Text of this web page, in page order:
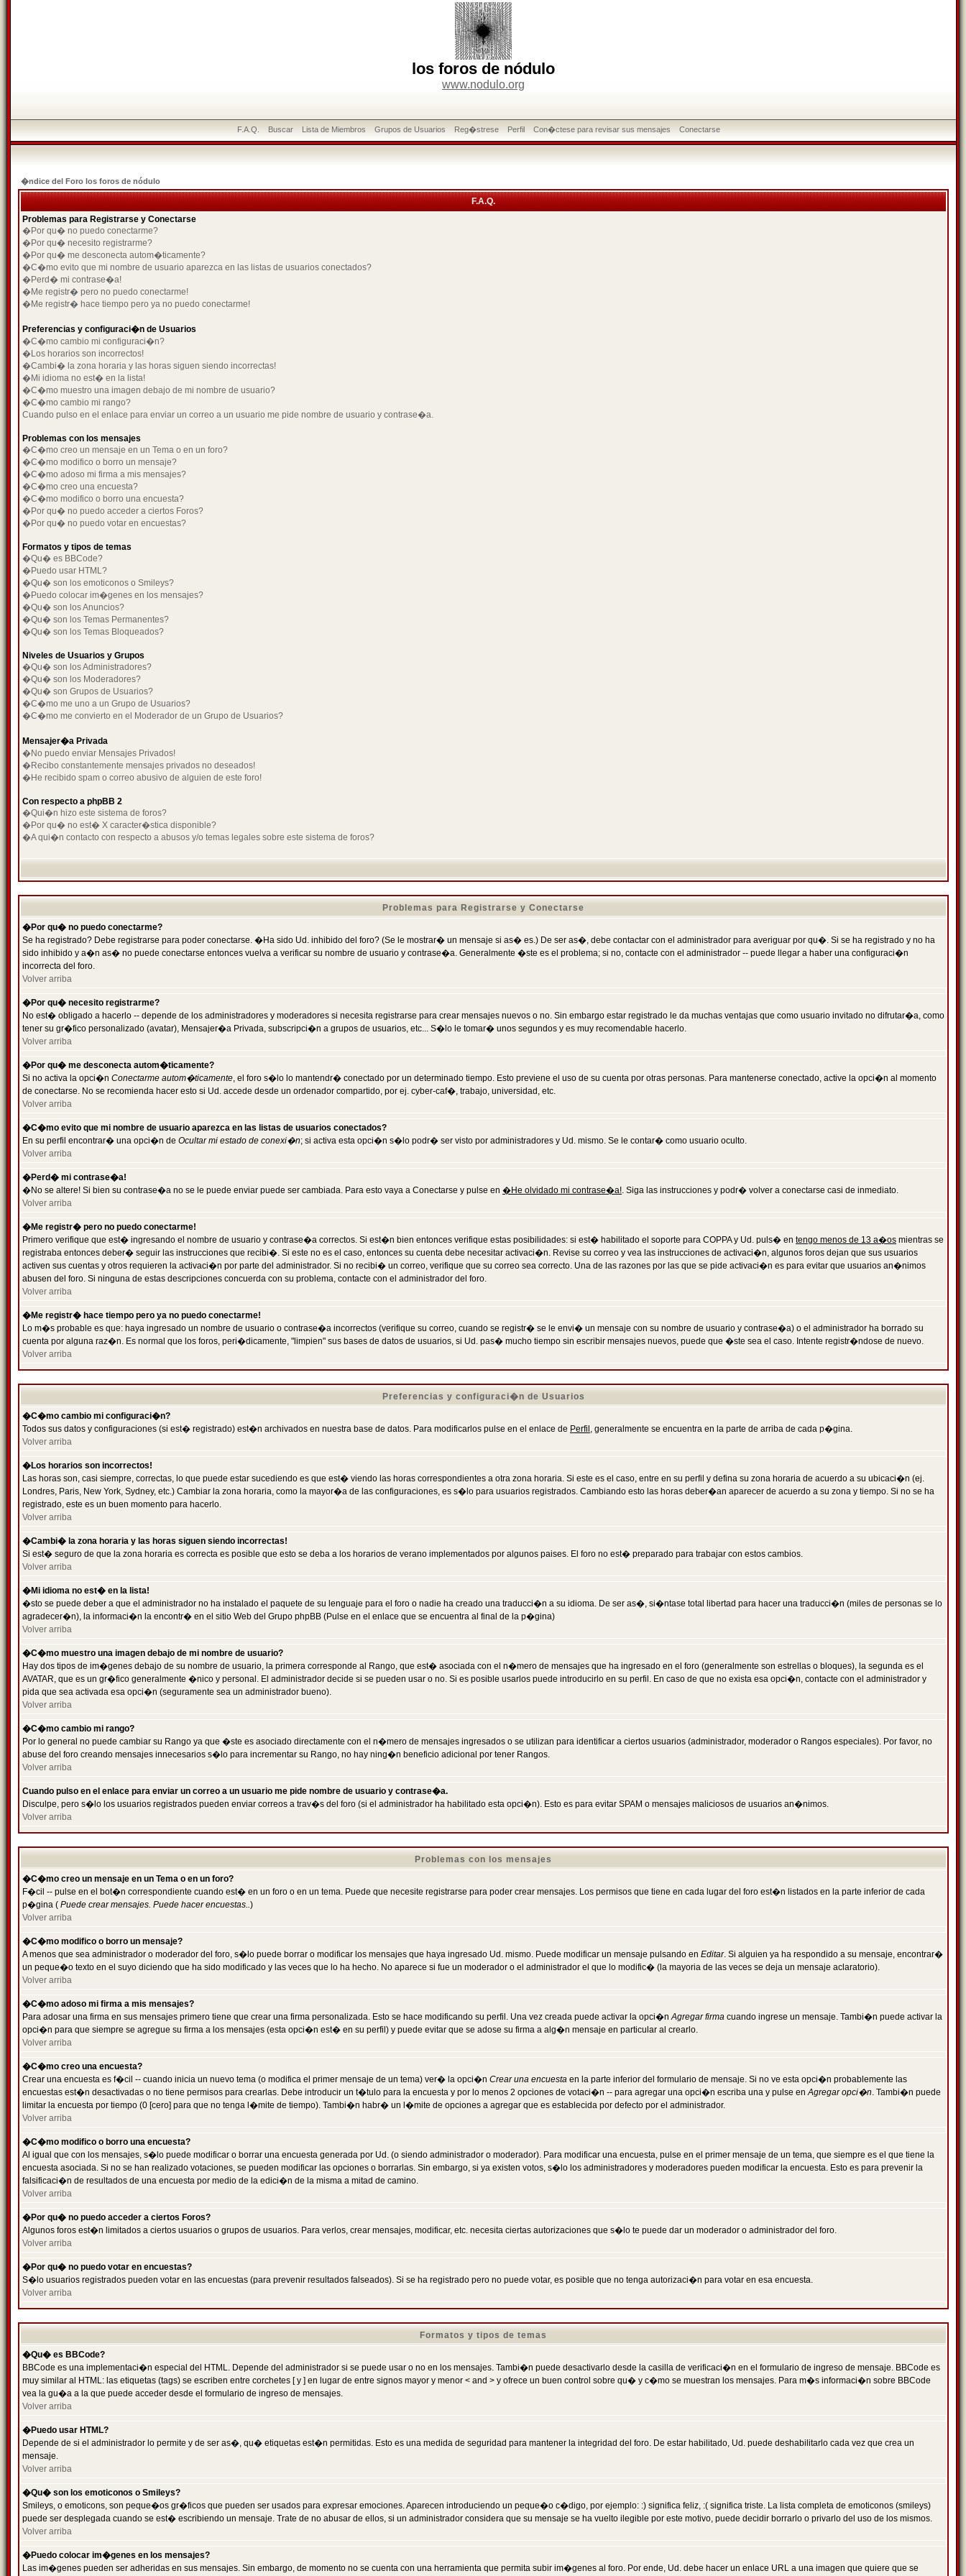
los foros de nódulo
www.nodulo.org
F.A.Q. Buscar Lista de Miembros Grupos de Usuarios Reg�strese Perfil Con�ctese para revisar sus mensajes Conectarse
�ndice del Foro los foros de nódulo
F.A.Q.
Problemas para Registrarse y Conectarse
�Por qu� no puedo conectarme?
�Por qu� necesito registrarme?
�Por qu� me desconecta autom�ticamente?
�C�mo evito que mi nombre de usuario aparezca en las listas de usuarios conectados?
�Perd� mi contrase�a!
�Me registr� pero no puedo conectarme!
�Me registr� hace tiempo pero ya no puedo conectarme!
Preferencias y configuraci�n de Usuarios
�C�mo cambio mi configuraci�n?
�Los horarios son incorrectos!
�Cambi� la zona horaria y las horas siguen siendo incorrectas!
�Mi idioma no est� en la lista!
�C�mo muestro una imagen debajo de mi nombre de usuario?
�C�mo cambio mi rango?
Cuando pulso en el enlace para enviar un correo a un usuario me pide nombre de usuario y contrase�a.
Problemas con los mensajes
�C�mo creo un mensaje en un Tema o en un foro?
�C�mo modifico o borro un mensaje?
�C�mo adoso mi firma a mis mensajes?
�C�mo creo una encuesta?
�C�mo modifico o borro una encuesta?
�Por qu� no puedo acceder a ciertos Foros?
�Por qu� no puedo votar en encuestas?
Formatos y tipos de temas
�Qu� es BBCode?
�Puedo usar HTML?
�Qu� son los emoticonos o Smileys?
�Puedo colocar im�genes en los mensajes?
�Qu� son los Anuncios?
�Qu� son los Temas Permanentes?
�Qu� son los Temas Bloqueados?
Niveles de Usuarios y Grupos
�Qu� son los Administradores?
�Qu� son los Moderadores?
�Qu� son Grupos de Usuarios?
�C�mo me uno a un Grupo de Usuarios?
�C�mo me convierto en el Moderador de un Grupo de Usuarios?
Mensajer�a Privada
�No puedo enviar Mensajes Privados!
�Recibo constantemente mensajes privados no deseados!
�He recibido spam o correo abusivo de alguien de este foro!
Con respecto a phpBB 2
�Qui�n hizo este sistema de foros?
�Por qu� no est� X caracter�stica disponible?
�A qui�n contacto con respecto a abusos y/o temas legales sobre este sistema de foros?
Problemas para Registrarse y Conectarse
�Por qu� no puedo conectarme?
Se ha registrado? Debe registrarse para poder conectarse. �Ha sido Ud. inhibido del foro? (Se le mostrar� un mensaje si as� es.) De ser as�, debe contactar con el administrador para averiguar por qu�. Si se ha registrado y no ha
sido inhibido y a�n as� no puede conectarse entonces vuelva a verificar su nombre de usuario y contrase�a. Generalmente �ste es el problema; si no, contacte con el administrador -- puede llegar a haber una configuraci�n
incorrecta del foro.
Volver arriba
�Por qu� necesito registrarme?
No est� obligado a hacerlo -- depende de los administradores y moderadores si necesita registrarse para crear mensajes nuevos o no. Sin embargo estar registrado le da muchas ventajas que como usuario invitado no difrutar�a, como
tener su gr�fico personalizado (avatar), Mensajer�a Privada, subscripci�n a grupos de usuarios, etc... S�lo le tomar� unos segundos y es muy recomendable hacerlo.
Volver arriba
�Por qu� me desconecta autom�ticamente?
Si no activa la opci�n Conectarme autom�ticamente, el foro s�lo lo mantendr� conectado por un determinado tiempo. Esto previene el uso de su cuenta por otras personas. Para mantenerse conectado, active la opci�n al momento
de conectarse. No se recomienda hacer esto si Ud. accede desde un ordenador compartido, por ej. cyber-caf�, trabajo, universidad, etc.
Volver arriba
�C�mo evito que mi nombre de usuario aparezca en las listas de usuarios conectados?
En su perfil encontrar� una opci�n de Ocultar mi estado de conexi�n; si activa esta opci�n s�lo podr� ser visto por administradores y Ud. mismo. Se le contar� como usuario oculto.
Volver arriba
�Perd� mi contrase�a!
�No se altere! Si bien su contrase�a no se le puede enviar puede ser cambiada. Para esto vaya a Conectarse y pulse en �He olvidado mi contrase�a!. Siga las instrucciones y podr� volver a conectarse casi de inmediato.
Volver arriba
�Me registr� pero no puedo conectarme!
Primero verifique que est� ingresando el nombre de usuario y contrase�a correctos. Si est�n bien entonces verifique estas posibilidades: si est� habilitado el soporte para COPPA y Ud. puls� en tengo menos de 13 a�os mientras se
registraba entonces deber� seguir las instrucciones que recibi�. Si este no es el caso, entonces su cuenta debe necesitar activaci�n. Revise su correo y vea las instrucciones de activaci�n, algunos foros dejan que sus usuarios
activen sus cuentas y otros requieren la activaci�n por parte del administrador. Si no recibi� un correo, verifique que su correo sea correcto. Una de las razones por las que se pide activaci�n es para evitar que usuarios an�nimos
abusen del foro. Si ninguna de estas descripciones concuerda con su problema, contacte con el administrador del foro.
Volver arriba
�Me registr� hace tiempo pero ya no puedo conectarme!
Lo m�s probable es que: haya ingresado un nombre de usuario o contrase�a incorrectos (verifique su correo, cuando se registr� se le envi� un mensaje con su nombre de usuario y contrase�a) o el administrador ha borrado su
cuenta por alguna raz�n. Es normal que los foros, peri�dicamente, "limpien" sus bases de datos de usuarios, si Ud. pas� mucho tiempo sin escribir mensajes nuevos, puede que �ste sea el caso. Intente registr�ndose de nuevo.
Volver arriba
Preferencias y configuraci�n de Usuarios
�C�mo cambio mi configuraci�n?
Todos sus datos y configuraciones (si est� registrado) est�n archivados en nuestra base de datos. Para modificarlos pulse en el enlace de Perfil , generalmente se encuentra en la parte de arriba de cada p�gina.
Volver arriba
�Los horarios son incorrectos!
Las horas son, casi siempre, correctas, lo que puede estar sucediendo es que est� viendo las horas correspondientes a otra zona horaria. Si este es el caso, entre en su perfil y defina su zona horaria de acuerdo a su ubicaci�n (ej.
Londres, Paris, New York, Sydney, etc.) Cambiar la zona horaria, como la mayor�a de las configuraciones, es s�lo para usuarios registrados. Cambiando esto las horas deber�an aparecer de acuerdo a su zona y tiempo. Si no se ha
registrado, este es un buen momento para hacerlo.
Volver arriba
�Cambi� la zona horaria y las horas siguen siendo incorrectas!
Si est� seguro de que la zona horaria es correcta es posible que esto se deba a los horarios de verano implementados por algunos paises. El foro no est� preparado para trabajar con estos cambios.
Volver arriba
�Mi idioma no est� en la lista!
�sto se puede deber a que el administrador no ha instalado el paquete de su lenguaje para el foro o nadie ha creado una traducci�n a su idioma. De ser as�, si�ntase total libertad para hacer una traducci�n (miles de personas se lo
agradecer�n), la informaci�n la encontr� en el sitio Web del Grupo phpBB (Pulse en el enlace que se encuentra al final de la p�gina)
Volver arriba
�C�mo muestro una imagen debajo de mi nombre de usuario?
Hay dos tipos de im�genes debajo de su nombre de usuario, la primera corresponde al Rango, que est� asociada con el n�mero de mensajes que ha ingresado en el foro (generalmente son estrellas o bloques), la segunda es el
AVATAR, que es un gr�fico generalmente �nico y personal. El administrador decide si se pueden usar o no. Si es posible usarlos puede introducirlo en su perfil. En caso de que no exista esa opci�n, contacte con el administrador y
pida que sea activada esa opci�n (seguramente sea un administrador bueno).
Volver arriba
�C�mo cambio mi rango?
Por lo general no puede cambiar su Rango ya que �ste es asociado directamente con el n�mero de mensajes ingresados o se utilizan para identificar a ciertos usuarios (administrador, moderador o Rangos especiales). Por favor, no
abuse del foro creando mensajes innecesarios s�lo para incrementar su Rango, no hay ning�n beneficio adicional por tener Rangos.
Volver arriba
Cuando pulso en el enlace para enviar un correo a un usuario me pide nombre de usuario y contrase�a.
Disculpe, pero s�lo los usuarios registrados pueden enviar correos a trav�s del foro (si el administrador ha habilitado esta opci�n). Esto es para evitar SPAM o mensajes maliciosos de usuarios an�nimos.
Volver arriba
Problemas con los mensajes
�C�mo creo un mensaje en un Tema o en un foro?
F�cil -- pulse en el bot�n correspondiente cuando est� en un foro o en un tema. Puede que necesite registrarse para poder crear mensajes. Los permisos que tiene en cada lugar del foro est�n listados en la parte inferior de cada
p�gina ( Puede crear mensajes. Puede hacer encuestas..)
Volver arriba
�C�mo modifico o borro un mensaje?
A menos que sea administrador o moderador del foro, s�lo puede borrar o modificar los mensajes que haya ingresado Ud. mismo. Puede modificar un mensaje pulsando en Editar. Si alguien ya ha respondido a su mensaje, encontrar�
un peque�o texto en el suyo diciendo que ha sido modificado y las veces que lo ha hecho. No aparece si fue un moderador o el administrador el que lo modific� (la mayoria de las veces se deja un mensaje aclaratorio).
Volver arriba
�C�mo adoso mi firma a mis mensajes?
Para adosar una firma en sus mensajes primero tiene que crear una firma personalizada. Esto se hace modificando su perfil. Una vez creada puede activar la opci�nAgregar firma cuando ingrese un mensaje. Tambi�n puede activar la
opci�n para que siempre se agregue su firma a los mensajes (esta opci�n est� en su perfil) y puede evitar que se adose su firma a alg�n mensaje en particular al crearlo.
Volver arriba
�C�mo creo una encuesta?
Crear una encuesta es f�cil -- cuando inicia un nuevo tema (o modifica el primer mensaje de un tema) ver� la opci�n Crear una encuesta en la parte inferior del formulario de mensaje. Si no ve esta opci�n probablemente las
encuestas est�n desactivadas o no tiene permisos para crearlas. Debe introducir un t�tulo para la encuesta y por lo menos 2 opciones de votaci�n -- para agregar una opci�n escriba una y pulse enAgregar opci�n. Tambi�n puede
limitar la encuesta por tiempo (0 [cero] para que no tenga l�mite de tiempo). Tambi�n habr� un l�mite de opciones a agregar que es establecida por defecto por el administrador.
Volver arriba
�C�mo modifico o borro una encuesta?
Al igual que con los mensajes, s�lo puede modificar o borrar una encuesta generada por Ud. (o siendo administrador o moderador). Para modificar una encuesta, pulse en el primer mensaje de un tema, que siempre es el que tiene la
encuesta asociada. Si no se han realizado votaciones, se pueden modificar las opciones o borrarlas. Sin embargo, si ya existen votos, s�lo los administradores y moderadores pueden modificar la encuesta. Esto es para prevenir la
falsificaci�n de resultados de una encuesta por medio de la edici�n de la misma a mitad de camino.
Volver arriba
�Por qu� no puedo acceder a ciertos Foros?
Algunos foros est�n limitados a ciertos usuarios o grupos de usuarios. Para verlos, crear mensajes, modificar, etc. necesita ciertas autorizaciones que s�lo te puede dar un moderador o administrador del foro.
Volver arriba
�Por qu� no puedo votar en encuestas?
S�lo usuarios registrados pueden votar en las encuestas (para prevenir resultados falseados). Si se ha registrado pero no puede votar, es posible que no tenga autorizaci�n para votar en esa encuesta.
Volver arriba
Formatos y tipos de temas
�Qu� es BBCode?
BBCode es una implementaci�n especial del HTML. Depende del administrador si se puede usar o no en los mensajes. Tambi�n puede desactivarlo desde la casilla de verificaci�n en el formulario de ingreso de mensaje. BBCode es
muy similar al HTML: las etiquetas (tags) se escriben entre corchetes [ y ] en lugar de entre signos mayor y menor < and > y ofrece un buen control sobre qu� y c�mo se muestran los mensajes. Para m�s informaci�n sobre BBCode
vea la gu�a a la que puede acceder desde el formulario de ingreso de mensajes.
Volver arriba
�Puedo usar HTML?
Depende de si el administrador lo permite y de ser as�, qu� etiquetas est�n permitidas. Esto es una medida de seguridad para mantener la integridad del foro. De estar habilitado, Ud. puede deshabilitarlo cada vez que crea un
mensaje.
Volver arriba
�Qu� son los emoticonos o Smileys?
Smileys, o emoticons, son peque�os gr�ficos que pueden ser usados para expresar emociones. Aparecen introduciendo un peque�o c�digo, por ejemplo: :) significa feliz, :( significa triste. La lista completa de emoticonos (smileys)
puede ser desplegada cuando se est� escribiendo un mensaje. Trate de no abusar de ellos, si un administrador considera que su mensaje se ha vuelto ilegible por este motivo, puede decidir borrarlo o privarlo del uso de los mismos.
Volver arriba
�Puedo colocar im�genes en los mensajes?
Las im�genes pueden ser adheridas en sus mensajes. Sin embargo, de momento no se cuenta con una herramienta que permita subir im�genes al foro. Por ende, Ud. debe hacer un enlace URL a una imagen que quiere que se